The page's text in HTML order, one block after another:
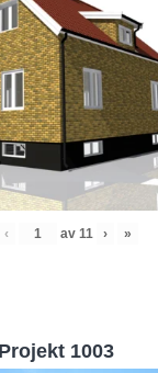
‹ av 11 › »
1003